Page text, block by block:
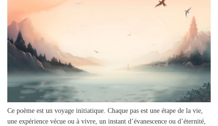
Ce poème est un voyage initiatique. Chaque pas est une étape de la vie,
une expérience vécue ou à vivre, un instant d’évanescence ou d’éternité,